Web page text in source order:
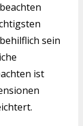
sein
ist